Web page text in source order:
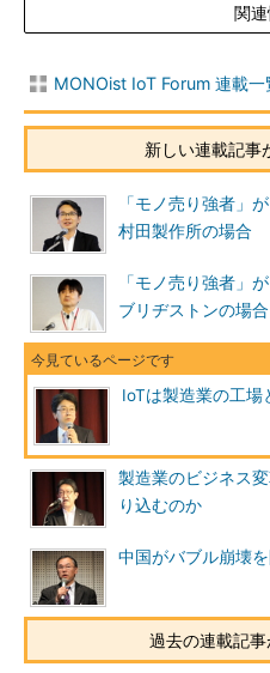
関
MONOist IoT Forum 連載一
新しい連載記事
「モノ売り強者」
村田製作所の場合
「モノ売り強者」
ブリヂストンの場合
IoTは製造業の工場
製造業のビジネス
り込むのか
中国がバブル崩壊
過去の連載記